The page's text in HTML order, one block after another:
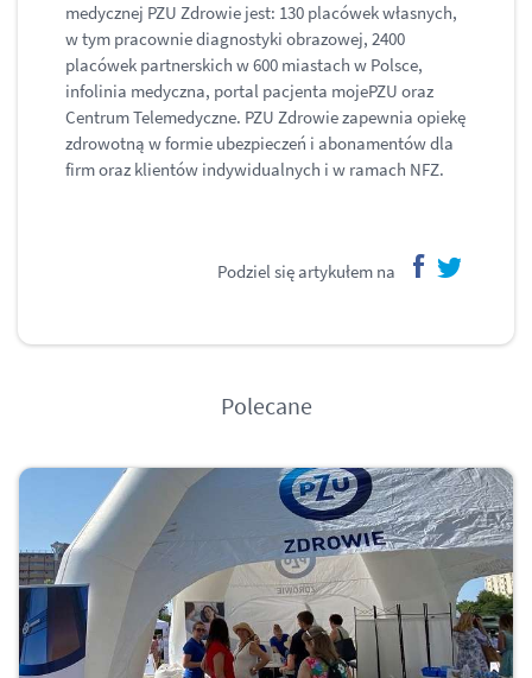
medycznej PZU Zdrowie jest: 130 placówek własnych,
w tym pracownie diagnostyki obrazowej, 2400
placówek partnerskich w 600 miastach w Polsce,
infolinia medyczna, portal pacjenta mojePZU oraz
Centrum Telemedyczne. PZU Zdrowie zapewnia opiekę
zdrowotną w formie ubezpieczeń i abonamentów dla
firm oraz klientów indywidualnych i w ramach NFZ.
Podziel się artykułem na
Polecane